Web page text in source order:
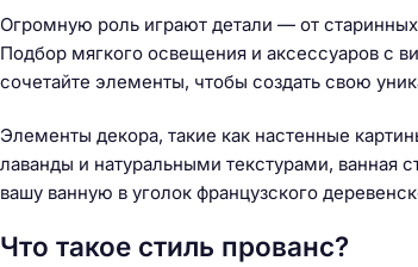
Огромную роль играют детали — от
Подбор мягкого освещения и аксессуаров с
сочетайте элементы, чтобы создать свою
Элементы декора, такие как настенные
лаванды и натуральными текстурами, ванная
вашу ванную в уголок французского
Что такое стиль прованс?